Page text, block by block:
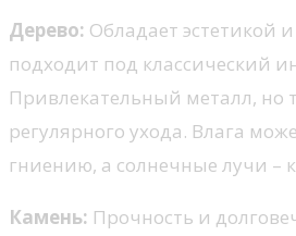
Дерево: Обладает эстетикой
подходит под классический
Привлекательный металл, но
регулярного ухода. Влага
гниению, а солнечные лучи –
Камень: Прочность и